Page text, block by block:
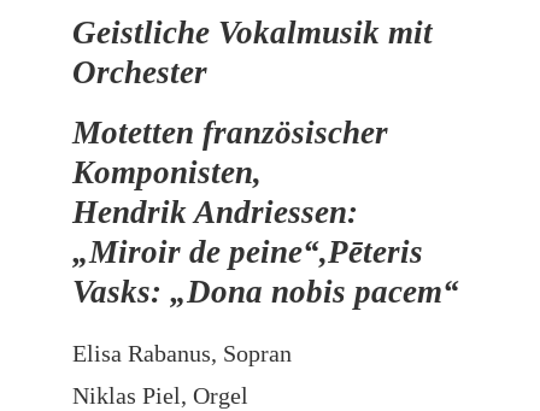
Geistliche Vokalmusik mit
Orchester
Motetten französischer
Komponisten,
Hendrik Andriessen:
„Miroir de peine“,Pēteris
Vasks: „Dona nobis pacem“
Elisa Rabanus, Sopran
Niklas Piel, Orgel